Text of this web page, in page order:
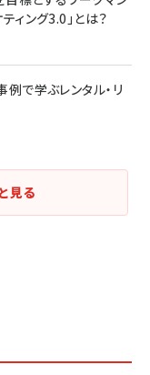
ィング3.0」とは？
例で学ぶレンタル・リ
見る